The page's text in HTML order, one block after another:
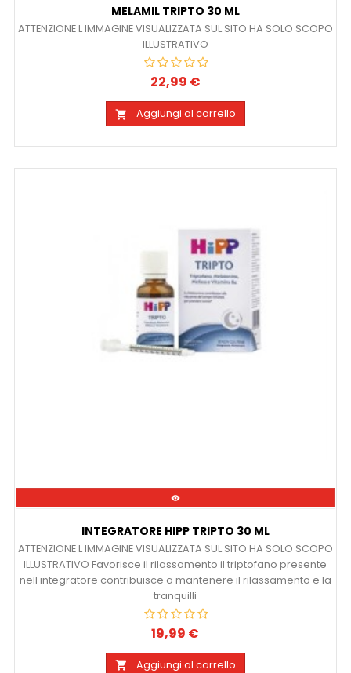
MELAMIL TRIPTO 30 ML
ATTENZIONE L IMMAGINE VISUALIZZATA SUL SITO HA SOLO SCOPO
ILLUSTRATIVO
Prezzo
22,99 €
 Aggiungi al carrello

INTEGRATORE HIPP TRIPTO 30 ML
ATTENZIONE L IMMAGINE VISUALIZZATA SUL SITO HA SOLO SCOPO
ILLUSTRATIVO Favorisce il rilassamento il triptofano presente
nell integratore contribuisce a mantenere il rilassamento e la
tranquilli
Prezzo
19,99 €
 Aggiungi al carrello